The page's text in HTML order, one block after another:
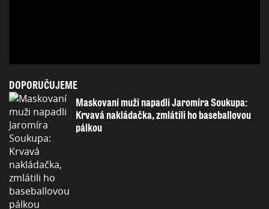
DOPORUČUJEME
Maskovaní muži napadli Jaromíra Soukupa:
Krvavá nakládačka, zmlátili ho baseballovou
pálkou